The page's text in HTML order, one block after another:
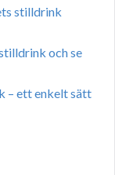
stilldrink
och se
– ett enkelt sätt